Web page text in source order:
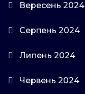
Вересень 2024
Серпень 2024
Липень 2024
Червень 2024